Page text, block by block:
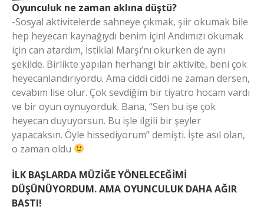
Oyunculuk ne zaman aklına düştü?
-Sosyal aktivitelerde sahneye çıkmak, şiir okumak bile
hep heyecan kaynağıydı benim için! Andımızı okumak
için can atardım, İstiklal Marşı’nı okurken de aynı
şekilde. Birlikte yapılan herhangi bir aktivite, beni çok
heyecanlandırıyordu. Ama ciddi ciddi ne zaman dersen,
cevabım lise olur. Çok sevdiğim bir tiyatro hocam vardı
ve bir oyun oynuyorduk. Bana, “Sen bu işe çok
heyecan duyuyorsun. Bu işle ilgili bir şeyler
yapacaksın. Öyle hissediyorum” demişti. İşte asıl olan,
o zaman oldu
İLK BAŞLARDA MÜZİĞE YÖNELECEĞİMİ
DÜŞÜNÜYORDUM. AMA OYUNCULUK DAHA AĞIR
BASTI!